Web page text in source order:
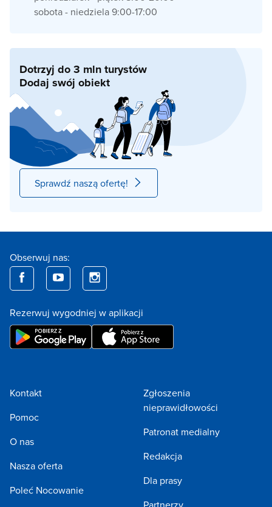
sobota - niedziela 9:00-17:00
Dotrzyj do 3 mln turystów
Dodaj swój obiekt
Sprawdź naszą ofertę!
Obserwuj nas:
Rezerwuj wygodniej w aplikacji
Kontakt
Pomoc
O nas
Nasza oferta
Poleć Nocowanie
Zgłoszenia
nieprawidłowości
Patronat medialny
Redakcja
Dla prasy